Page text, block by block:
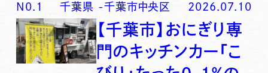
N0. 1 千葉県 -千葉市中央区 2026.07.10
【千葉市】おにぎり専
門のキッチンカー「こ